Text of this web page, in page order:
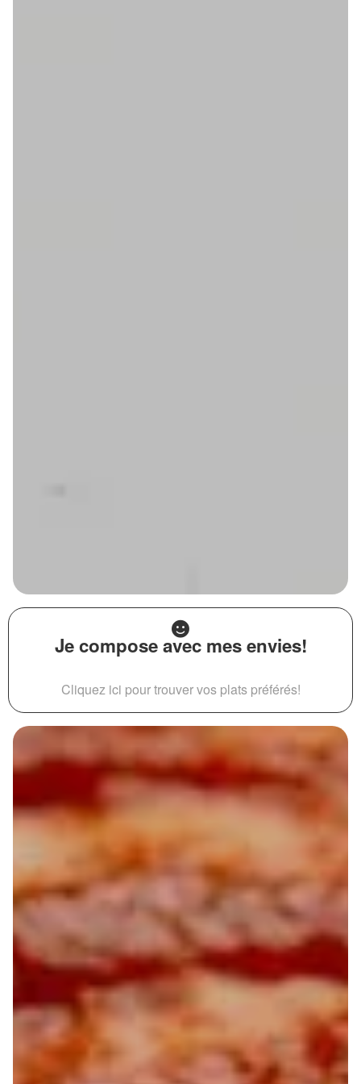
Je compose avec mes envies!
Cliquez ici pour trouver vos plats préférés!